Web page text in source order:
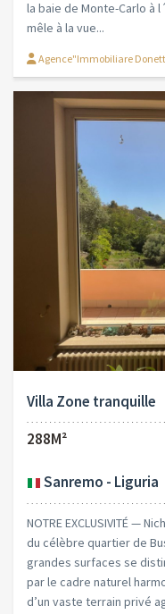
la baie de Monte-Carlo à
mêle à la vue...
Agence"Immobiliare
Villa Zone tranquille
288M²
Sanremo - Liguria
NOTRE EXCLUSIVITÉ —
du célèbre quartier de
grandes surfaces se
par le cadre naturel
d’un vaste terrain privé